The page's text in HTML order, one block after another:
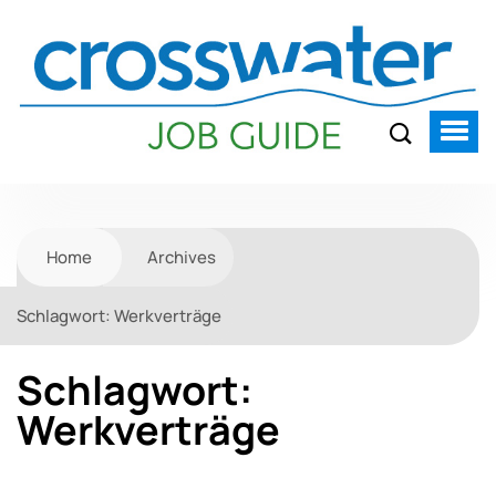
Home Archives
Schlagwort: Werkverträge
Schlagwort:
Werkverträge